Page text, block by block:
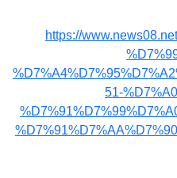
https://
51-